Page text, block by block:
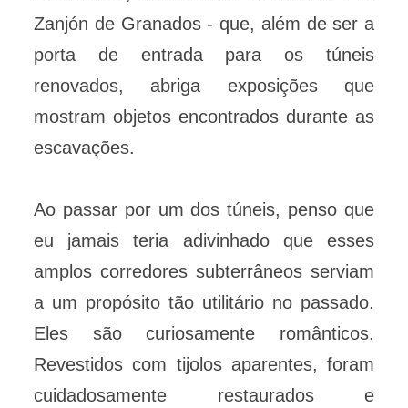
Zanjón de Granados - que, além de ser a
porta de entrada para os túneis
renovados, abriga exposições que
mostram objetos encontrados durante as
escavações.
Ao passar por um dos túneis, penso que
eu jamais teria adivinhado que esses
amplos corredores subterrâneos serviam
a um propósito tão utilitário no passado.
Eles são curiosamente românticos.
Revestidos com tijolos aparentes, foram
cuidadosamente restaurados e